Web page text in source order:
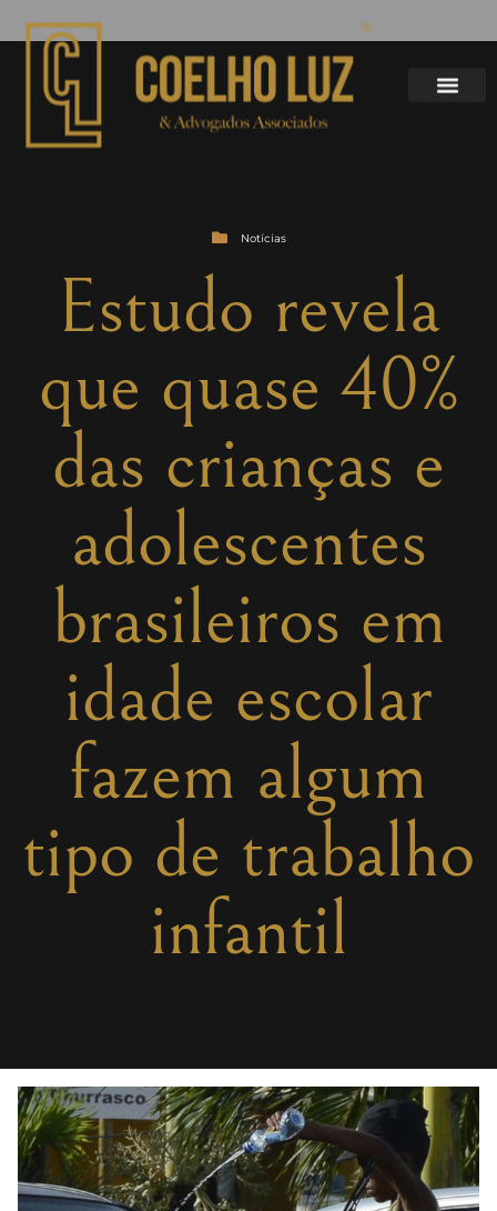
Notícias
Estudo revela
que quase 40%
das crianças e
adolescentes
brasileiros em
idade escolar
fazem algum
tipo de trabalho
infantil